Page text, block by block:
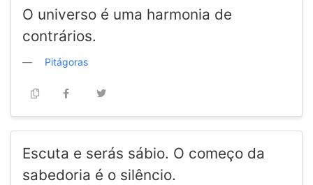
O universo é uma harmonia de
contrários.
Pitágoras
Escuta e serás sábio. O começo da
sabedoria é o silêncio.